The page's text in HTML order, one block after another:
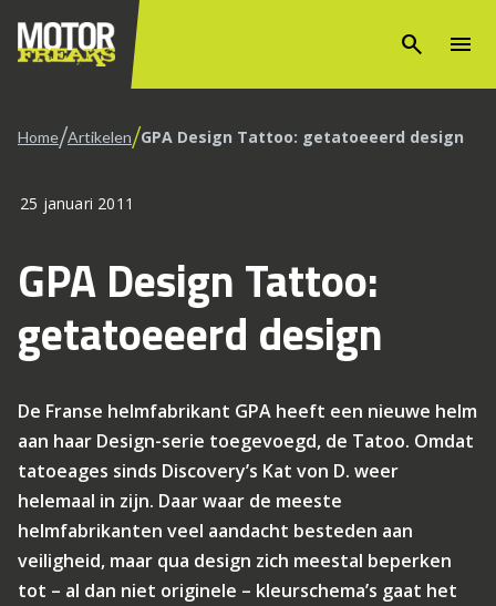
search menu
Home/Artikelen/GPA Design Tattoo: getatoeeerd design
25 januari 2011
GPA Design Tattoo:
getatoeeerd design
De Franse helmfabrikant GPA heeft een nieuwe helm
aan haar Design-serie toegevoegd, de Tatoo. Omdat
tatoeages sinds Discovery’s Kat von D. weer
helemaal in zijn. Daar waar de meeste
helmfabrikanten veel aandacht besteden aan
veiligheid, maar qua design zich meestal beperken
tot – al dan niet originele – kleurschema’s gaat het